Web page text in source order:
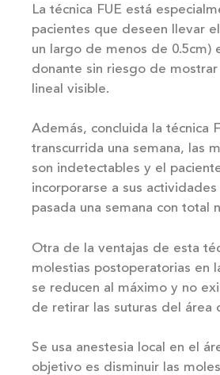
La técnica FUE está
pacientes que deseen llevar
un largo de menos de 0.5cm)
donante sin riesgo de mostrar
lineal visible.
Además, concluida la técnica
transcurrida una semana, las
son indetectables y el
incorporarse a sus
pasada una semana con total
Otra de la ventajas de esta
molestias postoperatorias en
se reducen al máximo y no
de retirar las suturas del área
Se usa anestesia local en el
objetivo es disminuir las